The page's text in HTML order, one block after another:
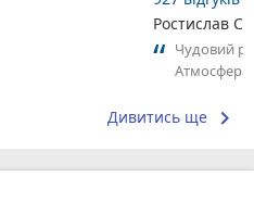
Ростислав
Чудовий
Атмосфера
Дивитись ще keyboard_arrow_right